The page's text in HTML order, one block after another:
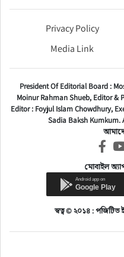
Privacy Policy
Media Link
President Of Editorial Board :
Moinur Rahman Shueb, Editor &
Editor : Foyjul Islam Chowdhury,
Sadia Baksh Kumkum.
মোবাইল
স্বত্ব © ২০১৪ : পজিটিভ